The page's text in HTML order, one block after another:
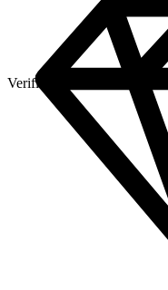
Verifierad